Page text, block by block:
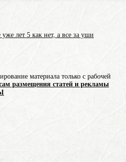
лет 5 как нет, а все за уши
материала только с рабочей
размещения статей и рекламы